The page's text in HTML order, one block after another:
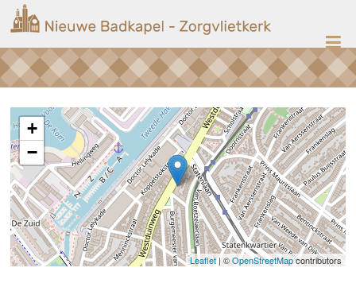
naar
inhoud
Nieuwe
Badkapel
Kerk
Scheveningen
+
−
Leaflet| ©OpenStreetMapcontributors